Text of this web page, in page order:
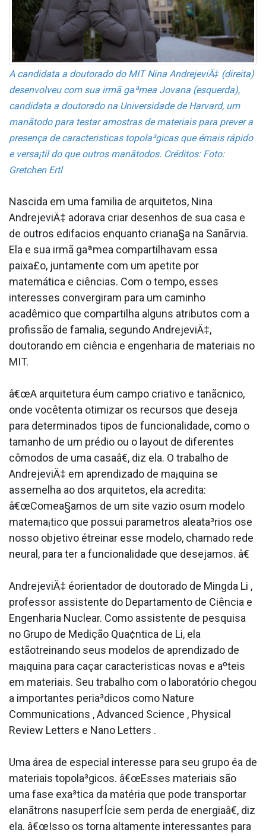
A candidata a doutorado do MIT Nina AndrejeviÄ‡ (direita)
desenvolveu com sua irmã gaªmea Jovana (esquerda),
candidata a doutorado na Universidade de Harvard, um
manãtodo para testar amostras de materiais para prever a
presença de caracteri­sticas topola³gicas que émais rápido
e versa¡til do que outros manãtodos. Créditos: Foto:
Gretchen Ertl
Nascida em uma familia de arquitetos, Nina
AndrejeviÄ‡ adorava criar desenhos de sua casa e
de outros edifa­cios enquanto criana§a na Sanãrvia.
Ela e sua irmã gaªmea compartilhavam essa
paixa£o, juntamente com um apetite por
matemática e ciências. Com o tempo, esses
interesses convergiram para um caminho
acadêmico que compartilha alguns atributos com a
profissão de fama­lia, segundo AndrejeviÄ‡,
doutorando em ciência e engenharia de materiais no
MIT.
â€œA arquitetura éum campo criativo e tanãcnico,
onde vocêtenta otimizar os recursos que deseja
para determinados tipos de funcionalidade, como o
tamanho de um prédio ou o layout de diferentes
cômodos de uma casaâ€, diz ela. O trabalho de
AndrejeviÄ‡ em aprendizado de ma¡quina se
assemelha ao dos arquitetos, ela acredita:
â€œComea§amos de um site vazio osum modelo
matema¡tico que possui parametros aleata³rios ose
nosso objetivo étreinar esse modelo, chamado rede
neural, para ter a funcionalidade que desejamos. â€
AndrejeviÄ‡ éorientador de doutorado de Mingda Li ,
professor assistente do Departamento de Ciência e
Engenharia Nuclear. Como assistente de pesquisa
no Grupo de Medição Qua¢ntica de Li, ela
estãotreinando seus modelos de aprendizado de
ma¡quina para caçar caracteri­sticas novas e aºteis
em materiais. Seu trabalho com o laboratório chegou
a importantes peria³dicos como Nature
Communications , Advanced Science , Physical
Review Letters e Nano Letters .
Uma área de especial interesse para seu grupo éa de
materiais topola³gicos. â€œEsses materiais são
uma fase exa³tica da matéria que pode transportar
elanãtrons nasuperfÍcie sem perda de energiaâ€, diz
ela. â€œIsso os torna altamente interessantes para